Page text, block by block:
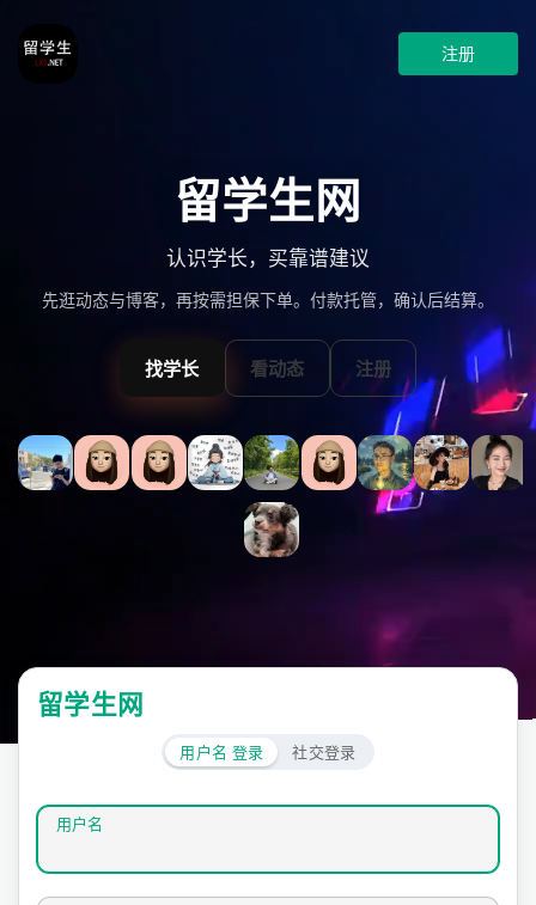
注册
留学生网
认识学长，买靠谱建议
先逛动态与博客，再按需担保下单。付款托管，确认后结算。
找学长 看动态 注册
留学生网
用户名 登录 社交登录
用户名